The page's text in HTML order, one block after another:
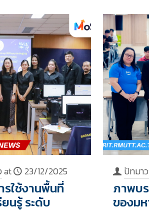
at 23/12/2025
ใช้งานพื้นที่
นรู้ ระดับ
ปัทมา
ภาพบ
ของม